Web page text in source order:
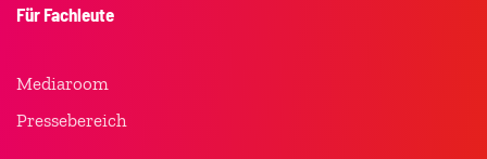
Für Fachleute
Mediaroom
Pressebereich